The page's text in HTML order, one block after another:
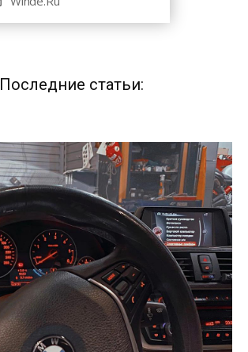
Последние статьи: